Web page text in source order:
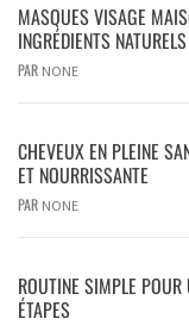
MASQUES VISAGE
INGRÉDIENTS NATURELS
PAR NONE
CHEVEUX EN PLEINE
ET NOURRISSANTE
PAR NONE
ROUTINE SIMPLE POUR
ÉTAPES